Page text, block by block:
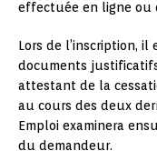
effectuée en ligne ou
Lors de l’inscription,
documents
attestant de la
au cours des deux
Emploi examinera
du demandeur.